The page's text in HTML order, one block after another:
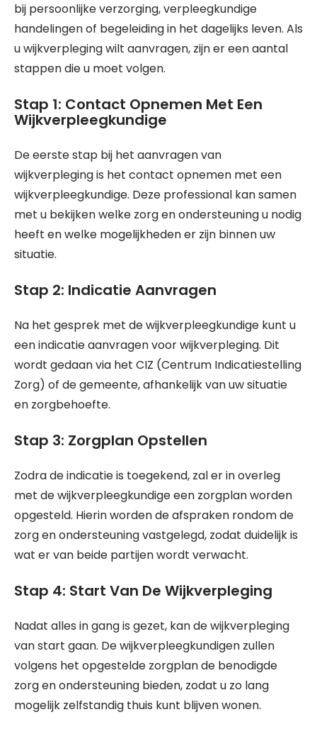
bij persoonlijke verzorging, verpleegkundige
handelingen of begeleiding in het dagelijks leven. Als
u wijkverpleging wilt aanvragen, zijn er een aantal
stappen die u moet volgen.
Stap 1: Contact Opnemen Met Een
Wijkverpleegkundige
De eerste stap bij het aanvragen van
wijkverpleging is het contact opnemen met een
wijkverpleegkundige. Deze professional kan samen
met u bekijken welke zorg en ondersteuning u nodig
heeft en welke mogelijkheden er zijn binnen uw
situatie.
Stap 2: Indicatie Aanvragen
Na het gesprek met de wijkverpleegkundige kunt u
een indicatie aanvragen voor wijkverpleging. Dit
wordt gedaan via het CIZ (Centrum Indicatiestelling
Zorg) of de gemeente, afhankelijk van uw situatie
en zorgbehoefte.
Stap 3: Zorgplan Opstellen
Zodra de indicatie is toegekend, zal er in overleg
met de wijkverpleegkundige een zorgplan worden
opgesteld. Hierin worden de afspraken rondom de
zorg en ondersteuning vastgelegd, zodat duidelijk is
wat er van beide partijen wordt verwacht.
Stap 4: Start Van De Wijkverpleging
Nadat alles in gang is gezet, kan de wijkverpleging
van start gaan. De wijkverpleegkundigen zullen
volgens het opgestelde zorgplan de benodigde
zorg en ondersteuning bieden, zodat u zo lang
mogelijk zelfstandig thuis kunt blijven wonen.